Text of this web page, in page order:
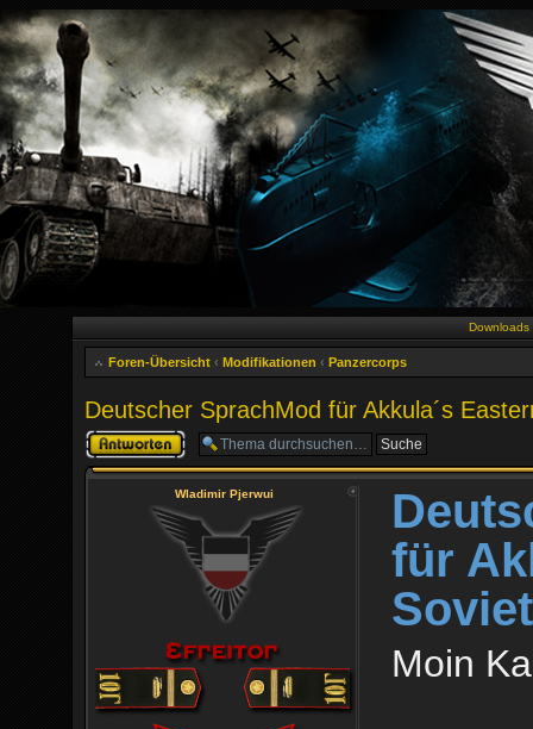
Downloads
Foren-Übersicht ‹ Modifikationen ‹ Panzercorps
Deutscher SprachMod für Akkula´s
Antwort erstellen
Wladimir Pjerwui
für
Moin